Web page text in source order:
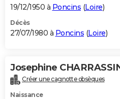
19/12/1950 à Poncins (Loire)
Décès
27/07/1980 à Poncins (Loire)
Josephine
Créer une cagnotte obsèques
Naissance